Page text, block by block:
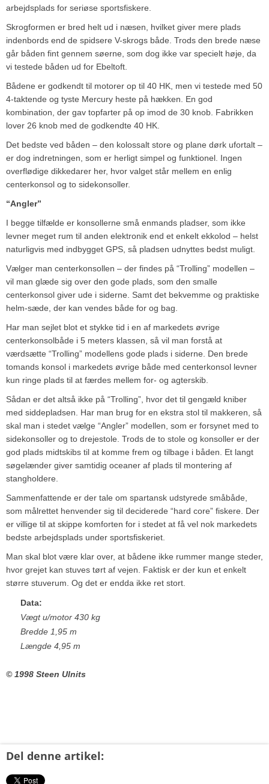
arbejdsplads for seriøse sportsfiskere.
Skrogformen er bred helt ud i næsen, hvilket giver mere plads
indenbords end de spidsere V-skrogs både. Trods den brede næse
går båden fint gennem søerne, som dog ikke var specielt høje, da
vi testede båden ud for Ebeltoft.
Bådene er godkendt til motorer op til 40 HK, men vi testede med 50
4-taktende og tyste Mercury heste på hækken. En god
kombination, der gav topfarter på op imod de 30 knob. Fabrikken
lover 26 knob med de godkendte 40 HK.
Det bedste ved båden – den kolossalt store og plane dørk ufortalt –
er dog indretningen, som er herligt simpel og funktionel. Ingen
overflødige dikkedarer her, hvor valget står mellem en enlig
centerkonsol og to sidekonsoller.
“Angler”
I begge tilfælde er konsollerne små enmands pladser, som ikke
levner meget rum til anden elektronik end et enkelt ekkolod – helst
naturligvis med indbygget GPS, så pladsen udnyttes bedst muligt.
Vælger man centerkonsollen – der findes på “Trolling” modellen –
vil man glæde sig over den gode plads, som den smalle
centerkonsol giver ude i siderne. Samt det bekvemme og praktiske
helm-sæde, der kan vendes både for og bag.
Har man sejlet blot et stykke tid i en af markedets øvrige
centerkonsolbåde i 5 meters klassen, så vil man forstå at
værdsætte “Trolling” modellens gode plads i siderne. Den brede
tomands konsol i markedets øvrige både med centerkonsol levner
kun ringe plads til at færdes mellem for- og agterskib.
Sådan er det altså ikke på “Trolling”, hvor det til gengæld kniber
med siddepladsen. Har man brug for en ekstra stol til makkeren, så
skal man i stedet vælge “Angler” modellen, som er forsynet med to
sidekonsoller og to drejestole. Trods de to stole og konsoller er der
god plads midtskibs til at komme frem og tilbage i båden. Et langt
søgelænder giver samtidig oceaner af plads til montering af
stangholdere.
Sammenfattende er der tale om spartansk udstyrede småbåde,
som målrettet henvender sig til deciderede “hard core” fiskere. Der
er villige til at skippe komforten for i stedet at få vel nok markedets
bedste arbejdsplads under sportsfiskeriet.
Man skal blot være klar over, at bådene ikke rummer mange steder,
hvor grejet kan stuves tørt af vejen. Faktisk er der kun et enkelt
større stuverum. Og det er endda ikke ret stort.
Data:
Vægt u/motor 430 kg
Bredde 1,95 m
Længde 4,95 m
© 1998 Steen Ulnits
Del denne artikel: